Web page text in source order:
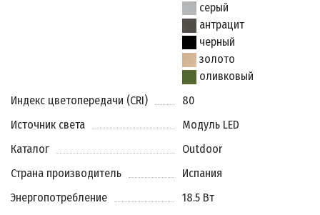
серый
антрацит
черный
золото
оливковый
Индекс цветопередачи (CRI)
80
Источник света
Модуль LED
Каталог
Outdoor
Страна производитель
Испания
Энергопотребление
18.5 Вт